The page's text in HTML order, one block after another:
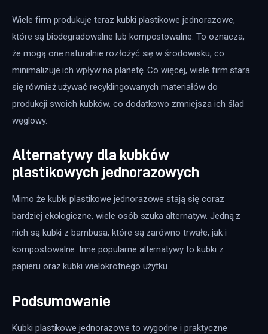
Wiele firm produkuje teraz kubki plastikowe jednorazowe,
które są biodegradowalne lub kompostowalne. To oznacza,
że mogą one naturalnie rozłożyć się w środowisku, co
minimalizuje ich wpływ na planetę. Co więcej, wiele firm stara
się również używać recyklingowanych materiałów do
produkcji swoich kubków, co dodatkowo zmniejsza ich ślad
węglowy.
Alternatywy dla kubków
plastikowych jednorazowych
Mimo że kubki plastikowe jednorazowe stają się coraz
bardziej ekologiczne, wiele osób szuka alternatyw. Jedną z
nich są kubki z bambusa, które są zarówno trwałe, jak i
kompostowalne. Inne popularne alternatywy to kubki z
papieru oraz kubki wielokrotnego użytku.
Podsumowanie
Kubki plastikowe jednorazowe to wygodne i praktyczne